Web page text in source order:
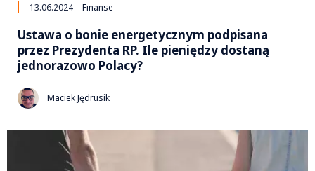
13.06.2024 Finanse
Ustawa o bonie energetycznym podpisana
przez Prezydenta RP. Ile pieniędzy dostaną
jednorazowo Polacy?
Maciek Jędrusik